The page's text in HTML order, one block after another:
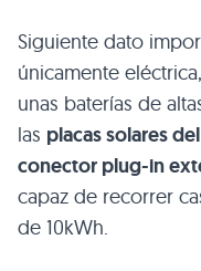
Siguiente dato
únicamente
unas baterías de
las placas solares
conector plug-in
capaz de recorrer
de 10kWh.